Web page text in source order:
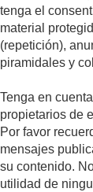
tenga el
material
(repetición),
piramidales y
Tenga en
propietarios de
Por favor
mensajes
su contenido.
utilidad de